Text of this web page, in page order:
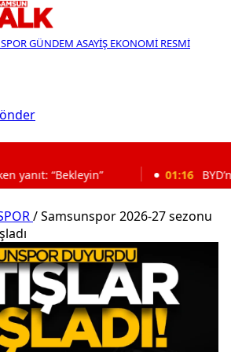
GÜNDEM ASAYİŞ EKONOMİ RESMİ
01:16 BYD’nin Türkiye satışları
/Samsunspor 2026-27 sezonu